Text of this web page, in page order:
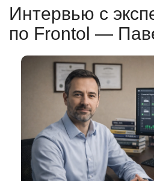
Интервью с
по Frontol —